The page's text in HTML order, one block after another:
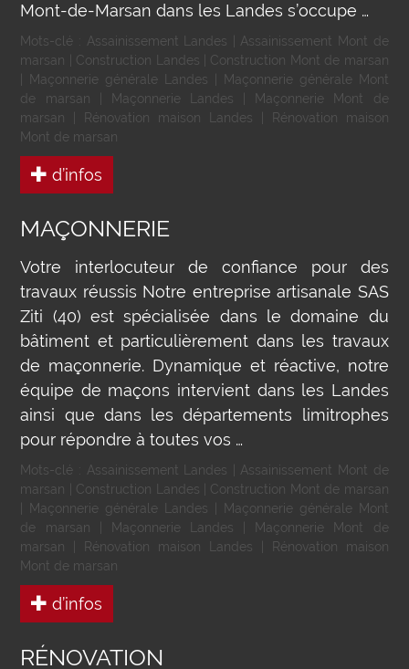
Mont-de-Marsan dans les Landes s’occupe …
Mots-clé : Assainissement Landes
Assainissement Mont de
marsan
Construction Landes
Construction Mont de marsan
Maçonnerie générale Landes
Maçonnerie générale Mont
de marsan
Maçonnerie Landes
Maçonnerie Mont de
marsan
Rénovation maison Landes
Rénovation maison
Mont de marsan
d’infos
MAÇONNERIE
Votre interlocuteur de confiance pour des
travaux réussis Notre entreprise artisanale SAS
Ziti (40) est spécialisée dans le domaine du
bâtiment et particulièrement dans les travaux
de maçonnerie. Dynamique et réactive, notre
équipe de maçons intervient dans les Landes
ainsi que dans les départements limitrophes
pour répondre à toutes vos …
Mots-clé : Assainissement Landes
Assainissement Mont de
marsan
Construction Landes
Construction Mont de marsan
Maçonnerie générale Landes
Maçonnerie générale Mont
de marsan
Maçonnerie Landes
Maçonnerie Mont de
marsan
Rénovation maison Landes
Rénovation maison
Mont de marsan
d’infos
RÉNOVATION